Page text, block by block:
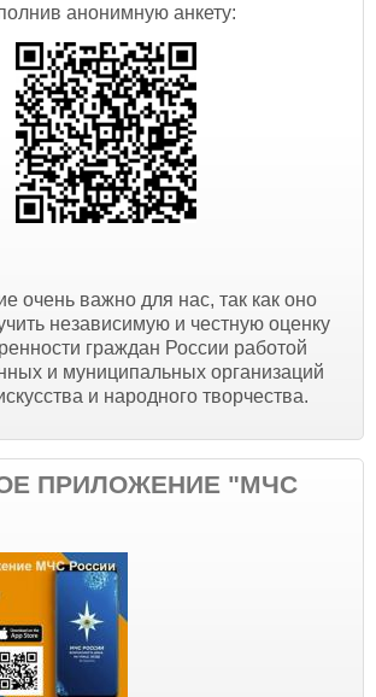
анонимную анкету:
очень важно для нас, так как оно
независимую и честную оценку
граждан России работой
и муниципальных организаций
и народного творчества.
ПРИЛОЖЕНИЕ "МЧС